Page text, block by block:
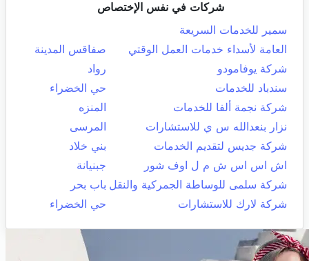
شركات في نفس الإختصاص
سمير للخدمات السريعة
العامة لأسداء خدمات العمل الوقتي
صفاقس المدينة
شركة يوفامودو
رواد
سندباد للخدمات
حي الخضراء
شركة نجمة ألفا للخدمات
المنزه
نزار بنعدالله س ي للاستشارات
المرسى
شركة جديس لتقديم الخدمات
بني خلاد
اش اس اس ش م ل اوف شور
جبنيانة
شركة سلمى للوساطة الجمركية والنقل باب بحر
شركة لارك للاستشارات
حي الخضراء